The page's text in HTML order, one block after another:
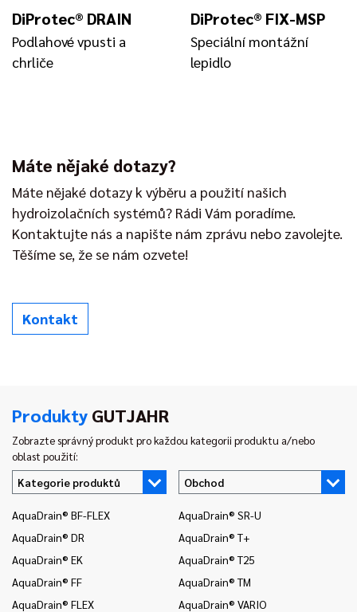
DiProtec® DRAIN
Podlahové vpusti a
chrliče
DiProtec® FIX-MSP
Speciální montážní
lepidlo
Máte nějaké dotazy?
Máte nějaké dotazy k výběru a použití našich
hydroizolačních systémů? Rádi Vám poradíme.
Kontaktujte nás a napište nám zprávu nebo zavolejte.
Těšíme se, že se nám ozvete!
Kontakt
Produkty GUTJAHR
Zobrazte správný produkt pro každou kategorii produktu a/nebo
oblast použití:
Kategorie produktů
Obchod
AquaDrain® BF-FLEX
AquaDrain® DR
AquaDrain® EK
AquaDrain® FF
AquaDrain® FLEX
AquaDrain® SR-U
AquaDrain® T+
AquaDrain® T25
AquaDrain® TM
AquaDrain® VARIO